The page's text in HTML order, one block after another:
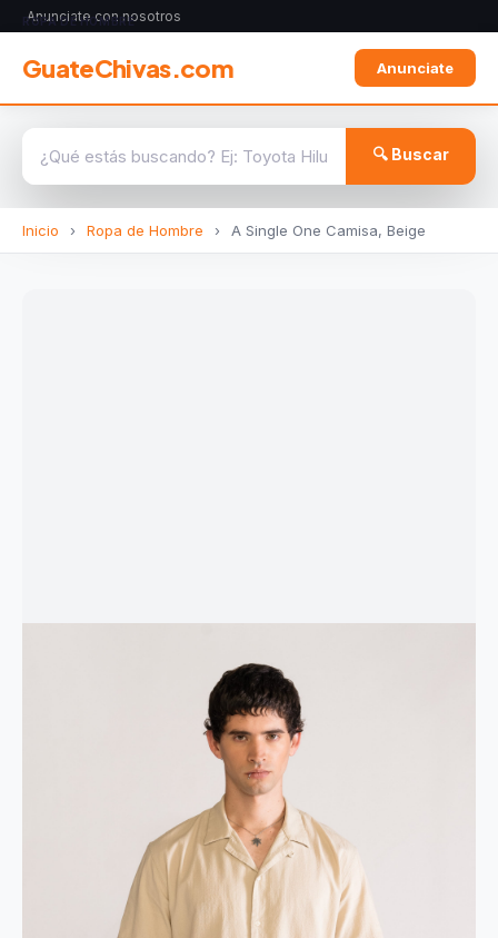
Anunciate con nosotros
GuateChivas.com Anunciate
🔍 Buscar
Inicio › Ropa de Hombre › A Single One Camisa, Beige
ROPA DE HOMBRE